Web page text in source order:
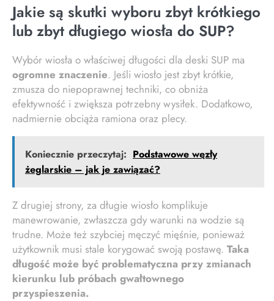
Jakie są skutki wyboru zbyt krótkiego
lub zbyt długiego wiosła do SUP?
Wybór wiosła o właściwej długości dla deski SUP ma
ogromne znaczenie. Jeśli wiosło jest zbyt krótkie,
zmusza do niepoprawnej techniki, co obniża
efektywność i zwiększa potrzebny wysiłek. Dodatkowo,
nadmiernie obciąża ramiona oraz plecy.
Koniecznie przeczytaj: Podstawowe węzły
żeglarskie – jak je zawiązać?
Z drugiej strony, za długie wiosło komplikuje
manewrowanie, zwłaszcza gdy warunki na wodzie są
trudne. Może też szybciej męczyć mięśnie, ponieważ
użytkownik musi stale korygować swoją postawę. Taka
długość może być problematyczna przy zmianach
kierunku lub próbach gwałtownego
przyspieszenia.